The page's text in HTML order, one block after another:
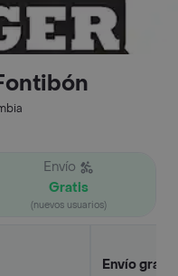
Envío
Gratis
(nuevos usuarios)
Envío